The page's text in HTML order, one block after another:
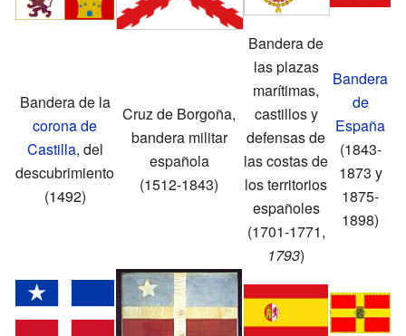
Bandera de la
corona de
Castilla, del
descubrimiento
(1492)
Cruz de Borgoña,
bandera militar
española
(1512-1843)
Bandera de
las plazas
marítimas,
castillos y
defensas de
las costas de
los territorios
españoles
(1701-1771,
1793)
Bandera
de
España
(1843-
1873 y
1875-
1898)